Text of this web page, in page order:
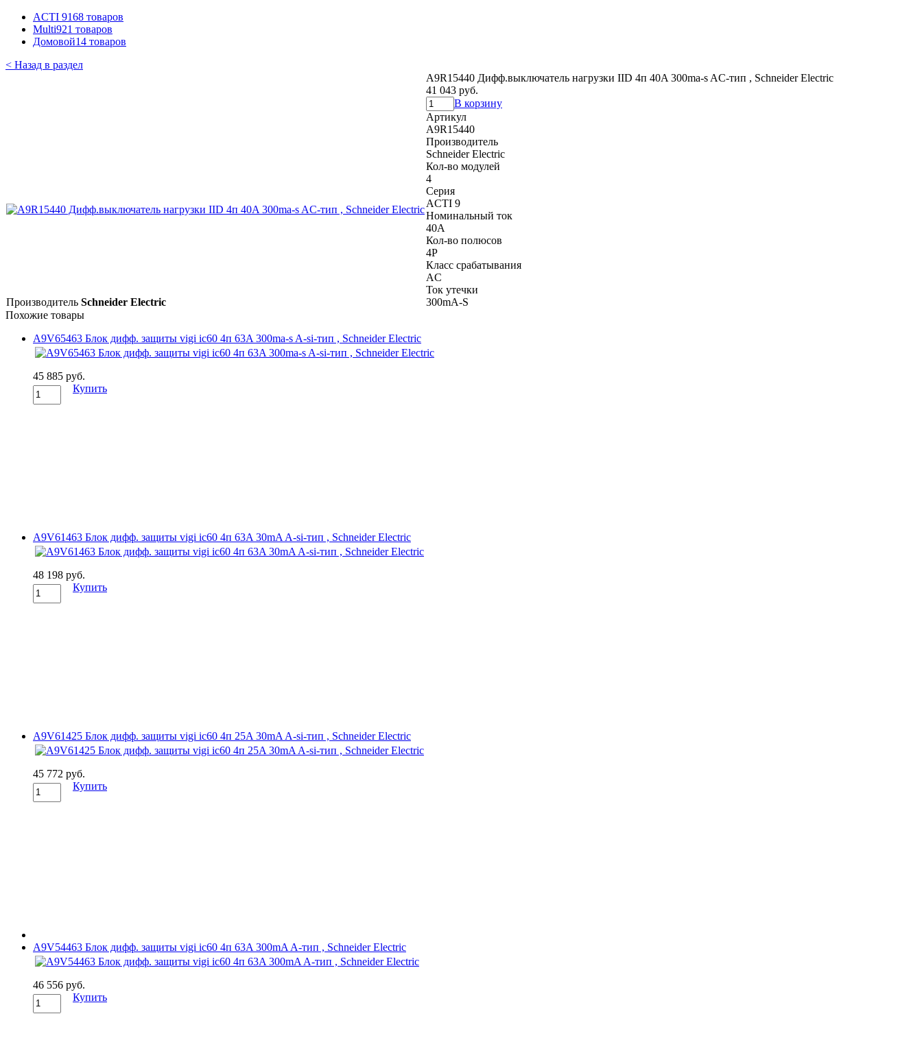
ACTI 9168 товаров
Multi921 товаров
Домовой14 товаров
< Назад в раздел
A9R15440 Дифф.выключатель нагрузки IID 4п 40A 300ma-s AC-тип , Schneider Electric
41 043 руб.
В корзину
Артикул
A9R15440
Производитель
Schneider Electric
Кол-во модулей
4
Серия
ACTI 9
Номинальный ток
40A
Кол-во полюсов
4P
Класс срабатывания
AC
Ток утечки
300mA-S
Производитель Schneider Electric
Похожие товары
A9V65463 Блок дифф. защиты vigi ic60 4п 63A 300ma-s A-si-тип , Schneider Electric
45 885 руб.
Купить
A9V61463 Блок дифф. защиты vigi ic60 4п 63A 30mA A-si-тип , Schneider Electric
48 198 руб.
Купить
A9V61425 Блок дифф. защиты vigi ic60 4п 25A 30mA A-si-тип , Schneider Electric
45 772 руб.
Купить
A9V54463 Блок дифф. защиты vigi ic60 4п 63A 300mA A-тип , Schneider Electric
46 556 руб.
Купить